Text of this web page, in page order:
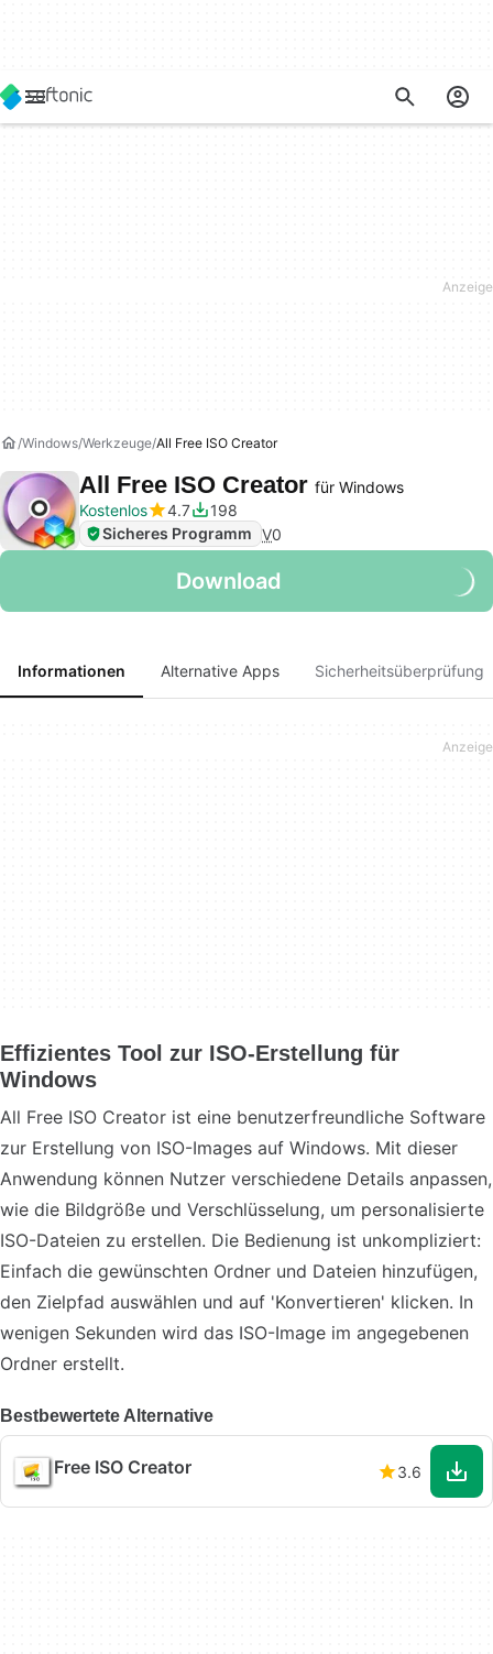
Windows Werkzeuge All Free ISO Creator
All Free ISO Creator für Windows
Kostenlos
4.7
198
Sicheres Programm V0
Download
Informationen Alternative Apps Sicherheitsüberprüfung
Effizientes Tool zur ISO-Erstellung für
Windows
All Free ISO Creator ist eine benutzerfreundliche Software
zur Erstellung von ISO-Images auf Windows. Mit dieser
Anwendung können Nutzer verschiedene Details anpassen,
wie die Bildgröße und Verschlüsselung, um personalisierte
ISO-Dateien zu erstellen. Die Bedienung ist unkompliziert:
Einfach die gewünschten Ordner und Dateien hinzufügen,
den Zielpfad auswählen und auf 'Konvertieren' klicken. In
wenigen Sekunden wird das ISO-Image im angegebenen
Ordner erstellt.
Bestbewertete Alternative
Free ISO Creator 3.6